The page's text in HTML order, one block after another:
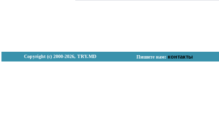
Copyright (с) 2000-2026, TRY.MD Пишите нам: контакты